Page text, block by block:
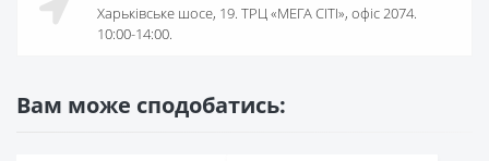
Харьківське шосе, 19. ТРЦ «МЕГА СІТІ», офіс 2074.
10:00-14:00.
Вам може сподобатись: